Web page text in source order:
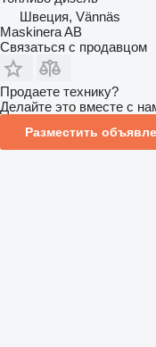
Швеция, Vännäs
Maskinera AB
Связаться с продавцом
Продаете технику?
Делайте это вместе с
Разместить